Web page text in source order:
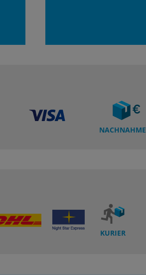
NACHNAHME
KURIER